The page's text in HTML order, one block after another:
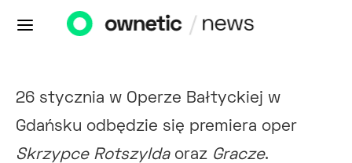
26 stycznia w Operze Bałtyckiej w
Gdańsku odbędzie się premiera oper
Skrzypce Rotszyldaoraz Gracze.